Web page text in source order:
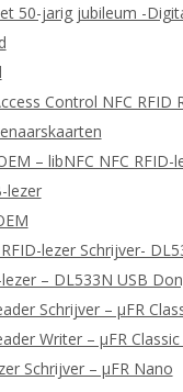
50-jarig jubileum -
Control NFC
– libNFC NFC RFID-
lezer
lezer Schrijver-
– DL533N USB
Schrijver – μFR
Writer – μFR
Schrijver – μFR Nano